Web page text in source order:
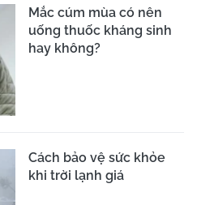
Mắc cúm mùa có nên
uống thuốc kháng sinh
hay không?
Cách bảo vệ sức khỏe
khi trời lạnh giá